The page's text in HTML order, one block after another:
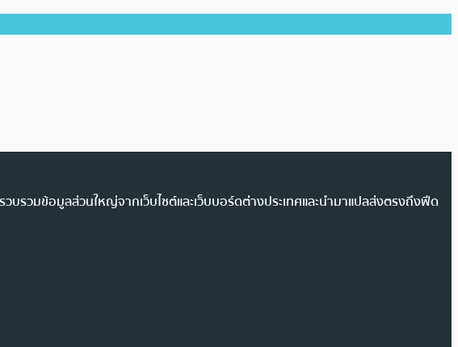
บรวมข้อมูลส่วนใหญ่จากเว็บไซต์และเว็บบอร์ดต่างประเทศและนำมาแปลส่งตรงถึงฟีด